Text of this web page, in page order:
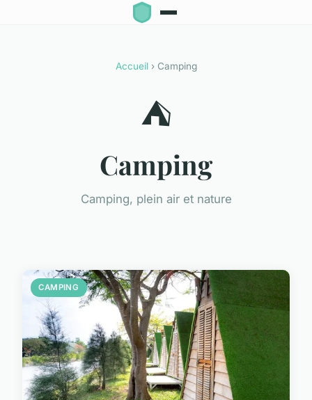
Accueil› Camping
⛺
Camping
Camping, plein air et nature
CAMPING